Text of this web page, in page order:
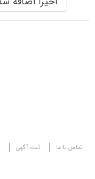
تماس با ما ثبت آگهی